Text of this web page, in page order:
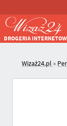
DROGERIA
Wizaż24.pl »